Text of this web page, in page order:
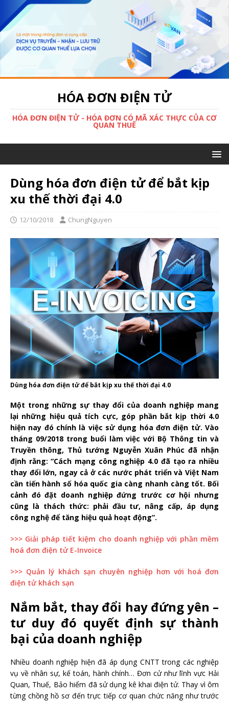
HÓA ĐƠN ĐIỆN TỬ
HÓA ĐƠN ĐIỆN TỬ - HÓA ĐƠN CÓ MÃ XÁC THỰC CỦA CƠ
QUAN THUẾ
Dùng hóa đơn điện tử để bắt kịp
xu thế thời đại 4.0
12/10/2018 ChungNguyen
Dùng hóa đơn điện tử để bắt kịp xu thế thời đại 4.0
Một trong những sự thay đổi của doanh nghiệp mang
lại những hiệu quả tích cực, góp phần bắt kịp thời 4.0
hiện nay đó chính là việc sử dụng hóa đơn điện tử. Vào
tháng 09/2018 trong buổi làm việc với Bộ Thông tin và
Truyền thông, Thủ tướng Nguyễn Xuân Phúc đã nhận
định rằng: “Cách mạng công nghiệp 4.0 đã tạo ra nhiều
thay đổi lớn, ngay cả ở các nước phát triển và Việt Nam
cần tiến hành số hóa quốc gia càng nhanh càng tốt. Bối
cảnh đó đặt doanh nghiệp đứng trước cơ hội nhưng
cũng là thách thức: phải đầu tư, nâng cấp, áp dụng
công nghệ để tăng hiệu quả hoạt động”.
>>> Giải pháp tiết kiệm cho doanh nghiệp với phần mềm
hoá đơn điện tử E-Invoice
>>> Quản lý khách sạn chuyên nghiệp hơn với hoá đơn
điện tử khách sạn
Nắm bắt, thay đổi hay đứng yên –
tư duy đó quyết định sự thành
bại của doanh nghiệp
Nhiều doanh nghiệp hiện đã áp dụng CNTT trong các nghiệp
vụ về nhân sự, kế toán, hành chính… Đơn cử như lĩnh vực Hải
Quan, Thuế, Bảo hiểm đã sử dụng kê khai điện tử. Thay vì ôm
từng chồng hồ sơ đến trực tiếp cơ quan chức năng như trước